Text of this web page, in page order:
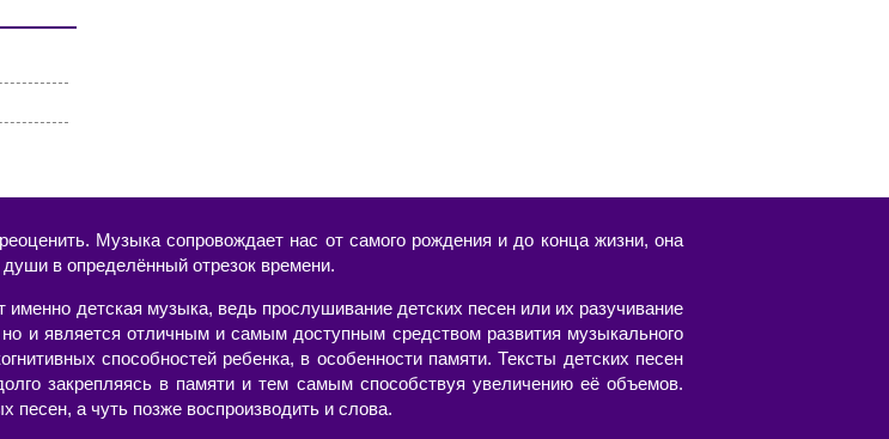
Музыка сопровождает нас от самого рождения и до конца жизни, она
в определённый отрезок времени.
детская музыка, ведь прослушивание детских песен или их разучивание
и является отличным и самым доступным средством развития музыкального
способностей ребенка, в особенности памяти. Тексты детских песен
закрепляясь в памяти и тем самым способствуя увеличению её объемов.
а чуть позже воспроизводить и слова.